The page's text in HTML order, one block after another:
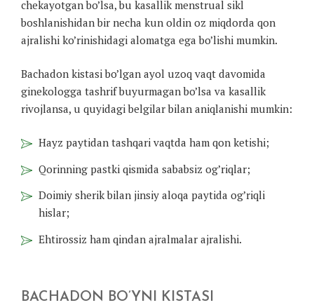
chekayotgan bo’lsa, bu kasallik menstrual sikl
boshlanishidan bir necha kun oldin oz miqdorda qon
ajralishi ko’rinishidagi alomatga ega bo’lishi mumkin.
Bachadon kistasi bo’lgan ayol uzoq vaqt davomida
ginekologga tashrif buyurmagan bo’lsa va kasallik
rivojlansa, u quyidagi belgilar bilan aniqlanishi mumkin:
Hayz paytidan tashqari vaqtda ham qon ketishi;
Qorinning pastki qismida sababsiz og’riqlar;
Doimiy sherik bilan jinsiy aloqa paytida og’riqli
hislar;
Ehtirossiz ham qindan ajralmalar ajralishi.
BACHADON BO’YNI KISTASI